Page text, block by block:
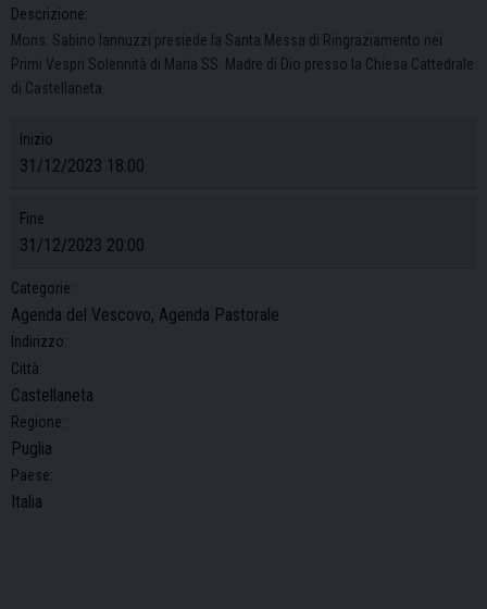
Descrizione:
Mons. Sabino Iannuzzi presiede la Santa Messa di Ringraziamento nei
Primi Vespri Solennità di Maria SS. Madre di Dio presso la Chiesa Cattedrale
di Castellaneta.
Inizio:
31/12/2023 18:00
Fine:
31/12/2023 20:00
Categorie:
Agenda del Vescovo, Agenda Pastorale
Indirizzo:
Città:
Castellaneta
Regione:
Puglia
Paese:
Italia